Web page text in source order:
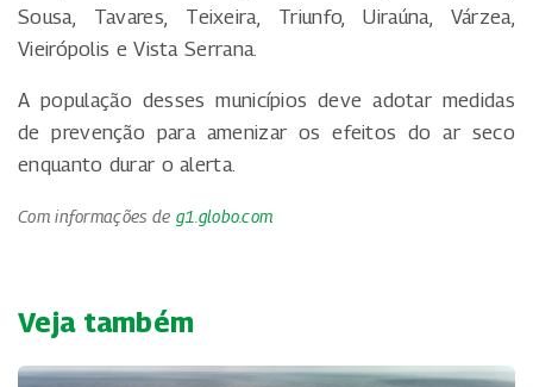
Sousa, Tavares, Teixeira, Triunfo, Uiraúna, Várzea,
Vieirópolis e Vista Serrana.
A população desses municípios deve adotar medidas
de prevenção para amenizar os efeitos do ar seco
enquanto durar o alerta.
Com informações de g1.globo.com
Veja também